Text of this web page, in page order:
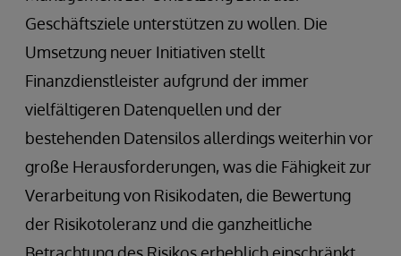
Geschäftsziele unterstützen zu wollen. Die
Umsetzung neuer Initiativen stellt
Finanzdienstleister aufgrund der immer
vielfältigeren Datenquellen und der
bestehenden Datensilos allerdings weiterhin vor
große Herausforderungen, was die Fähigkeit zur
Verarbeitung von Risikodaten, die Bewertung
der Risikotoleranz und die ganzheitliche